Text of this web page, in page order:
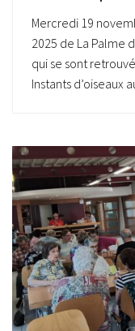
Mercredi 19
2025 de La Palme
qui se sont
Instants d’oiseaux